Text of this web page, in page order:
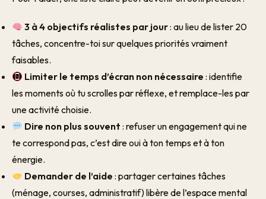
3 à 4 objectifs réalistes par jour: au lieu de lister 20
tâches, concentre-toi sur quelques priorités vraiment
faisables.
Limiter le temps d’écran non nécessaire : identifie
les moments où tu scrolles par réflexe, et remplace-les par
une activité choisie.
Dire non plus souvent : refuser un engagement qui ne
te correspond pas, c’est dire oui à ton temps et à ton
énergie.
Demander de l’aide : partager certaines tâches
(ménage, courses, administratif) libère de l’espace mental